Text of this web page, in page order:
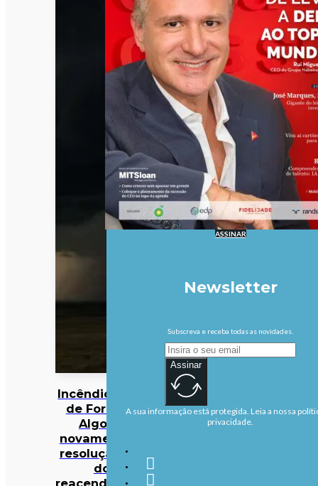
Incêndios: Fogo
de Fornos de
Algodres
novamente em
resolução após
dois
reacendimentos
ASSINAR
Newsletter
Subscreva e receba todas as novidades.
Assinar
A sua informação está protegida. Leia a nossa
privacidade.